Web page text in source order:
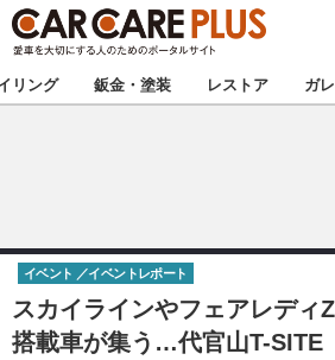
★カーケアプラス認定★ 厳選プロシ
甲信越
東海
リング 鈑金・塗装 レストア ガ
スカイラインやフェアレディ
搭載車が集う…代官山T-SITE
イベント イベントレポート